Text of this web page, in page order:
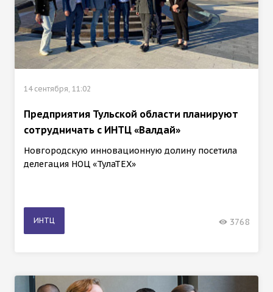
14 сентября, 11:02
Предприятия Тульской области планируют
сотрудничать с ИНТЦ «Валдай»
Новгородскую инновационную долину посетила
делегация НОЦ «ТулаТЕХ»
ИНТЦ 3768